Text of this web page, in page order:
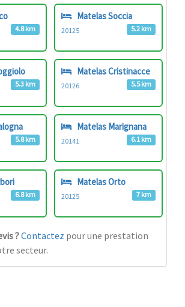
4.8 km
Matelas Soccia
20125 5.2 km
5.3 km
Matelas Cristinacce
20126 5.5 km
5.8 km
Matelas Marignana
20141 6.1 km
6.8 km
Matelas Orto
20125 7 km
?Contactez pour une prestation
secteur.